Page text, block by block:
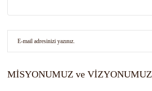
MİSYONUMUZ ve VİZYONUMUZ